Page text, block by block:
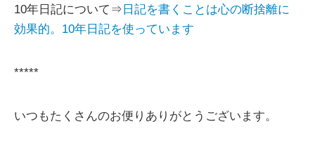
10年日記について⇒ 日記を書くことは心の断捨離に
効果的。10年日記を使っています
*****
いつもたくさんのお便りありがとうございます。